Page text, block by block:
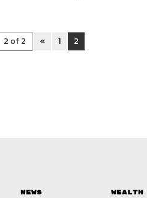
2 of 2 « 1 2
News Wealth